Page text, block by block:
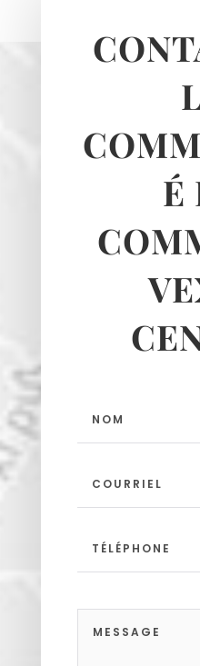
Le Perchay
Longuesse
Moussy
Neuilly-en-vexin
Seraincourt
Vigny
É